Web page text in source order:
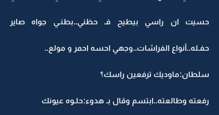
حسيت ان راسي بيطيح فـ حظني..بطنـي جواه صاير
حفـله..أنواع الفراشات..وجهي احسه احمر و مولع..
سلطان:ماوديك ترفعين راسك؟
رفعته وطالعته..ابتسم وقال بـ هدوء:حلـوه عيونك